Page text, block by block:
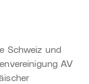
Schweiz und
AV